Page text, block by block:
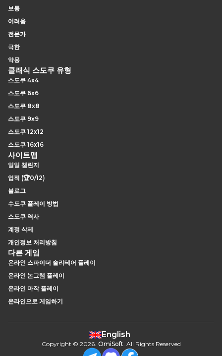
보통
어려움
전문가
극한
악몽
클래식 스도쿠 유형
스도쿠 4x4
스도쿠 6x6
스도쿠 8x8
스도쿠 9x9
스도쿠 12x12
스도쿠 16x16
사이트맵
일일 챌린지
업적 (🏆0/12)
블로그
수도쿠 플레이 방법
스도쿠 역사
계정 삭제
개인정보 처리방침
다른 게임
온라인 스파이더 솔리테어 플레이
온라인 논그램 플레이
온라인 마작 플레이
온라인으로 게임하기
English
Copyright © 2026. OmiSoft. All Rights Reserved